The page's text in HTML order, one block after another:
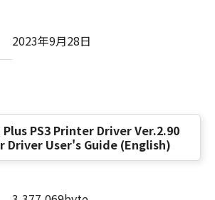
は(3)により終了されるまで有
契約書のいずれかの条項に違反
約書は直ちに終了します。
上記(3)によって本契約書が終了
のすべてを廃棄または消去するも
2023年9月28日
PS3 Printer Driver Ver.2.90
Driver User's Guide (English)